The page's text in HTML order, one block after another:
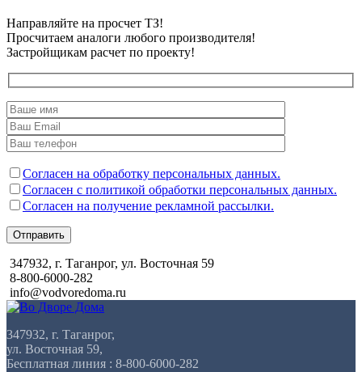
Направляйте на просчет ТЗ!
Просчитаем аналоги любого производителя!
Застройщикам расчет по проекту!
Согласен на обработку персональных данных.
Согласен с политикой обработки персональных данных.
Согласен на получение рекламной рассылки.
Отправить
347932, г. Таганрог, ул. Восточная 59
8-800-6000-282
info@vodvoredoma.ru
347932, г. Таганрог,
ул. Восточная 59,
Бесплатная линия : 8-800-6000-282